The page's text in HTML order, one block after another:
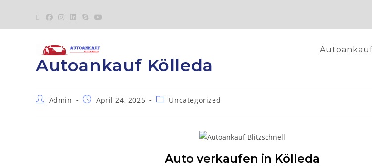
Autoankauf
Autoankauf Kölleda
Admin April 24, 2025 Uncategorized
Auto verkaufen in Kölleda